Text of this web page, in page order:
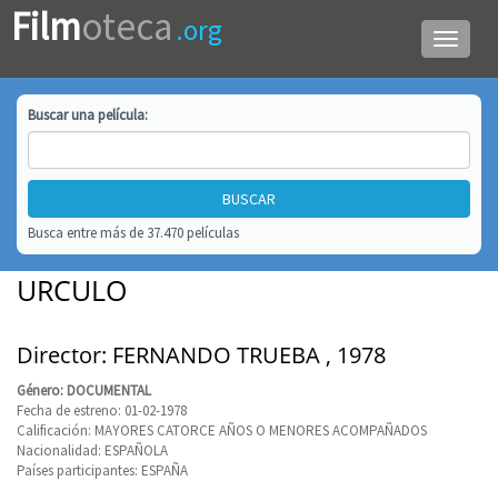
Menú
de
Filmoteca .org
Buscar unapelícula:
Busca entre más de 37.470 películas
URCULO
Director: FERNANDO TRUEBA , 1978
Género: DOCUMENTAL
Fecha de estreno: 01-02-1978
Calificación: MAYORES CATORCE AÑOS O MENORES ACOMPAÑADOS
Nacionalidad: ESPAÑOLA
Países participantes: ESPAÑA